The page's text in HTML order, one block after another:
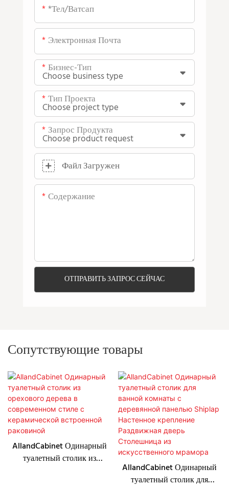
*тел/ватсап
Электронная Почта
Бизнес-Тип
Тип Проекта
Запрос Продукта
Файл Загружен
Содержание
ОТПРАВИТЬ ЗАПРОС СЕЙЧАС
Сопутствующие товары
AllandCabinet Одинарный
туалетный столик из
AllandCabinet Одинарный
туалетный столик для